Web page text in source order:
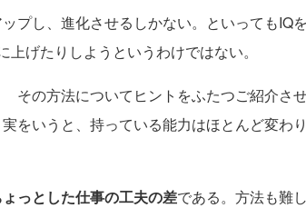
プし、進化させるしかない。といってもIQ
げたりしようというわけではない。
の方法についてヒントをふたつご紹介さ
をいうと、持っている能力はほとんど変わ
っとした仕事の工夫の差である。方法も難